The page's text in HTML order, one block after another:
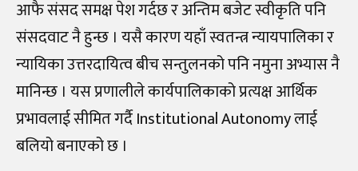
आफै संसद समक्ष पेश गर्दछ र अन्तिम बजेट स्वीकृति पनि
संसदवाट नै हुन्छ । यसै कारण यहाँ स्वतन्त्र न्यायपालिका र
न्यायिका उत्तरदायित्व बीच सन्तुलनको पनि नमुना अभ्यास नै
मानिन्छ । यस प्रणालीले कार्यपालिकाको प्रत्यक्ष आर्थिक
प्रभावलाई सीमित गर्दै Institutional Autonomy लाई
बलियो बनाएको छ ।